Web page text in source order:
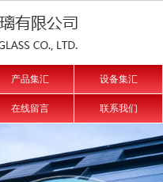
产品集汇 设备集汇
在线留言 联系我们